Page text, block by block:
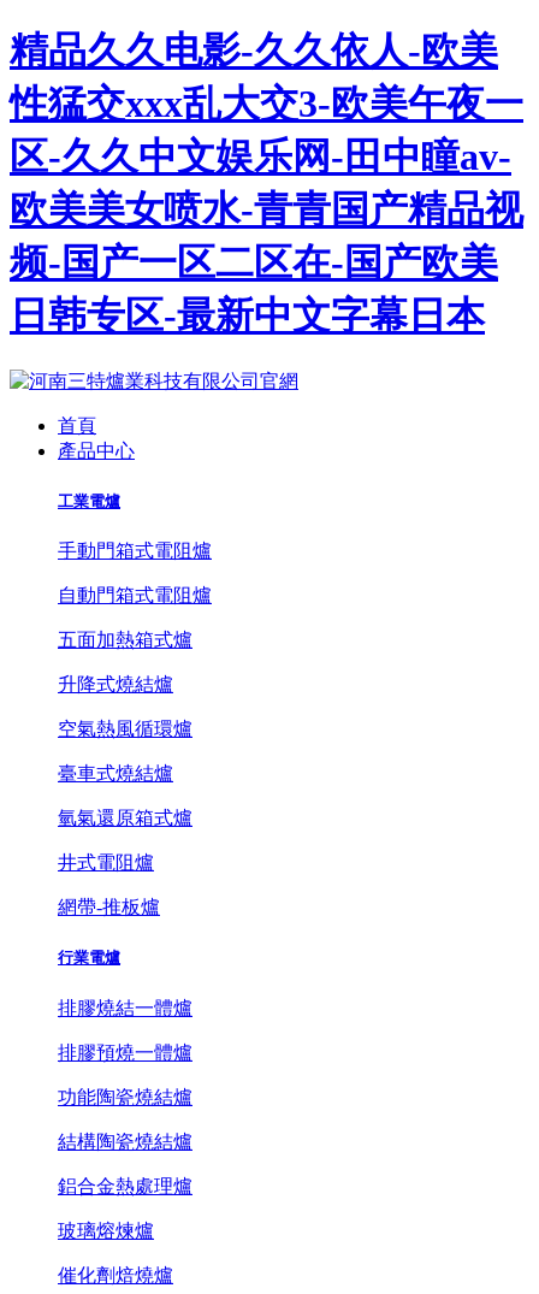
精品久久电影-久久依人-欧美
性猛交xxx乱大交3-欧美午夜一
区-久久中文娱乐网-田中瞳av-
欧美美女喷水-青青国产精品视
频-国产一区二区在-国产欧美
日韩专区-最新中文字幕日本
首頁
產品中心
工業電爐
手動門箱式電阻爐
自動門箱式電阻爐
五面加熱箱式爐
升降式燒結爐
空氣熱風循環爐
臺車式燒結爐
氫氣還原箱式爐
井式電阻爐
網帶-推板爐
行業電爐
排膠燒結一體爐
排膠預燒一體爐
功能陶瓷燒結爐
結構陶瓷燒結爐
鋁合金熱處理爐
玻璃熔煉爐
催化劑焙燒爐